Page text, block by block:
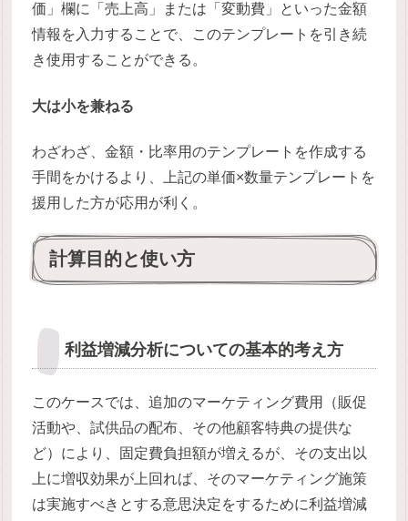
価」欄に「売上高」または「変動費」といった金額
情報を入力することで、このテンプレートを引き続
き使用することができる。
大は小を兼ねる
わざわざ、金額・比率用のテンプレートを作成する
手間をかけるより、上記の単価×数量テンプレートを
援用した方が応用が利く。
計算目的と使い方
利益増減分析についての基本的考え方
このケースでは、追加のマーケティング費用（販促
活動や、試供品の配布、その他顧客特典の提供な
ど）により、固定費負担額が増えるが、その支出以
上に増収効果が上回れば、そのマーケティング施策
は実施すべきとする意思決定をするために利益増減